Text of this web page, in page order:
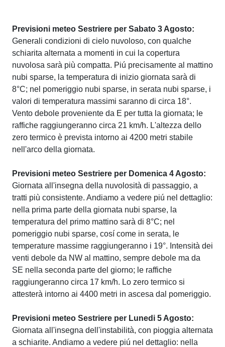
Previsioni meteo Sestriere per Sabato 3 Agosto:
Generali condizioni di cielo nuvoloso, con qualche
schiarita alternata a momenti in cui la copertura
nuvolosa sarà più compatta. Piú precisamente al mattino
nubi sparse, la temperatura di inizio giornata sarà di
8°C; nel pomeriggio nubi sparse, in serata nubi sparse, i
valori di temperatura massimi saranno di circa 18°.
Vento debole proveniente da E per tutta la giornata; le
raffiche raggiungeranno circa 21 km/h. L'altezza dello
zero termico è prevista intorno ai 4200 metri stabile
nell'arco della giornata.
Previsioni meteo Sestriere per Domenica 4 Agosto:
Giornata all'insegna della nuvolosità di passaggio, a
tratti più consistente. Andiamo a vedere piú nel dettaglio:
nella prima parte della giornata nubi sparse, la
temperatura del primo mattino sarà di 8°C; nel
pomeriggio nubi sparse, cosí come in serata, le
temperature massime raggiungeranno i 19°. Intensità dei
venti debole da NW al mattino, sempre debole ma da
SE nella seconda parte del giorno; le raffiche
raggiungeranno circa 17 km/h. Lo zero termico si
attesterà intorno ai 4400 metri in ascesa dal pomeriggio.
Previsioni meteo Sestriere per Lunedi 5 Agosto:
Giornata all'insegna dell'instabilità, con pioggia alternata
a schiarite. Andiamo a vedere piú nel dettaglio: nella